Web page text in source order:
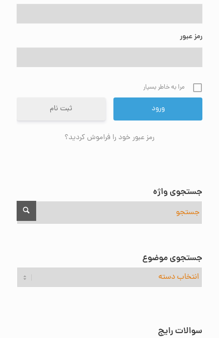
رمز عبور
مرا به خاطر بسپار
ثبت نام
رمز عبور خود را فراموش کردید؟
جستجوی واژه
جستجوی موضوع
جستجوی
موضوع
سوالات رایج